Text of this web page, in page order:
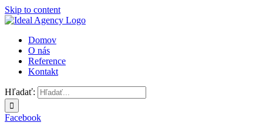
Skip to content
Domov
O nás
Reference
Kontakt
Hľadať:
Facebook